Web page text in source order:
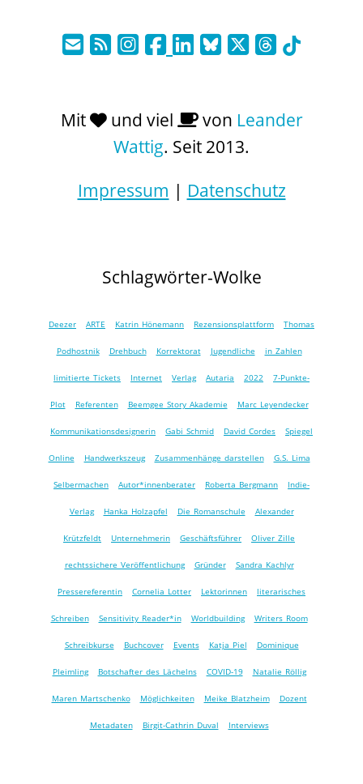
Mit und viel von Leander
Wattig. Seit 2013.
Impressum | Datenschutz
Schlagwörter-Wolke
Deezer ARTE Katrin Hönemann Rezensionsplattform Thomas
Podhostnik Drehbuch Korrektorat Jugendliche in Zahlen
limitierte Tickets Internet Verlag Autaria 2022 7-Punkte-
Plot Referenten Beemgee Story Akademie Marc Leyendecker
Kommunikationsdesignerin Gabi Schmid David Cordes Spiegel
Online Handwerkszeug Zusammenhänge darstellen G.S. Lima
Selbermachen Autor*innenberater Roberta Bergmann Indie-
Verlag Hanka Holzapfel Die Romanschule Alexander
Krützfeldt Unternehmerin Geschäftsführer Oliver Zille
rechtssichere Veröffentlichung Gründer Sandra Kachlyr
Pressereferentin Cornelia Lotter Lektorinnen literarisches
Schreiben Sensitivity Reader*in Worldbuilding Writers Room
Schreibkurse Buchcover Events Katja Piel Dominique
Pleimling Botschafter des Lächelns COVID-19 Natalie Röllig
Maren Martschenko Möglichkeiten Meike Blatzheim Dozent
Metadaten Birgit-Cathrin Duval Interviews